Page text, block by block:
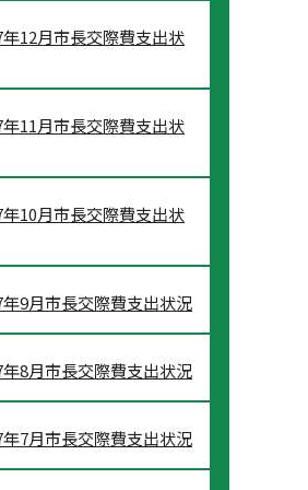
12月市長交際費支出状
11月市長交際費支出状
10月市長交際費支出状
9月市長交際費支出状況
8月市長交際費支出状況
7月市長交際費支出状況